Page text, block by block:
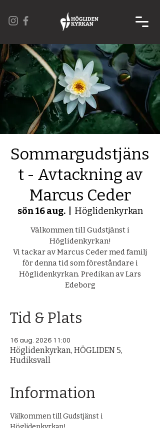
Sommargudstjäns
t - Avtackning av
Marcus Ceder
sön 16 aug.
  |
Höglidenkyrkan
Välkommen till Gudstjänst i
Höglidenkyrkan!
Vi tackar av Marcus Ceder med familj
för denna tid som föreståndare i
Höglidenkyrkan. Predikan av Lars
Edeborg
Tid & Plats
16 aug. 2026 11:00
Höglidenkyrkan, HÖGLIDEN 5,
Hudiksvall
Information
Välkommen till Gudstjänst i